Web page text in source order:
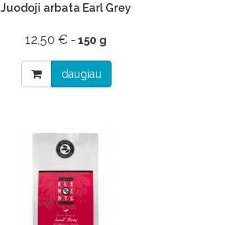
Juodoji arbata Earl Grey
12,50 € - 150 g
daugiau